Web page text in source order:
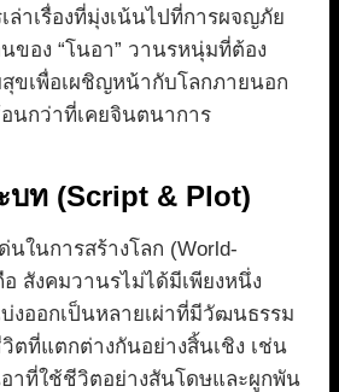
ล่าเรื่องที่มุ่งเน้นไปที่การผจญภัย
ของ “โนอา” วานรหนุ่มที่ต้อง
สุขเพื่อเผชิญหน้ากับโลกภายนอก
นกว่าที่เคยจินตนาการ
บท (Script & Plot)
ในการสร้างโลก (World-
สังคมวานรไม่ได้มีเพียงหนึ่ง
งออกเป็นหลายเผ่าที่มีวัฒนธรรม
ตที่แตกต่างกันอย่างสิ้นเชิง เช่น
อาที่ใช้ชีวิตอย่างสันโดษและผูกพัน